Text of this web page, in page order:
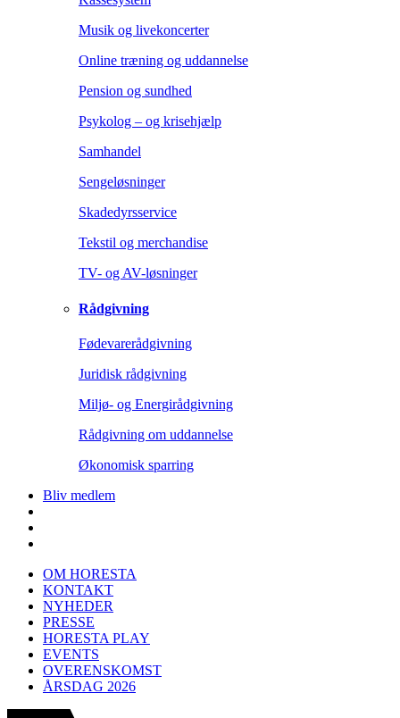
Musik og livekoncerter
Online træning og uddannelse
Pension og sundhed
Psykolog – og krisehjælp
Samhandel
Sengeløsninger
Skadedyrsservice
Tekstil og merchandise
TV- og AV-løsninger
Rådgivning
Fødevarerådgivning
Juridisk rådgivning
Miljø- og Energirådgivning
Rådgivning om uddannelse
Økonomisk sparring
Bliv medlem
OM HORESTA
KONTAKT
NYHEDER
PRESSE
HORESTA PLAY
EVENTS
OVERENSKOMST
ÅRSDAG 2026